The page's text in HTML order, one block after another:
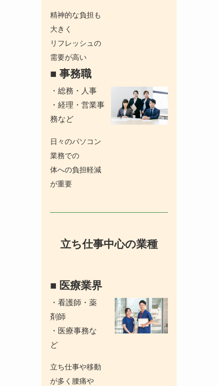
精神的な負担も
大きく
リフレッシュの
需要が高い
■ 事務職
・総務・人事
・経理・営業事
務など
日々のパソコン
業務での
体への負担軽減
が重要
立ち仕事中心の業種
■ 医療業界
・看護師・薬
剤師
・医療事務な
ど
立ち仕事や移動
が多く腰痛や